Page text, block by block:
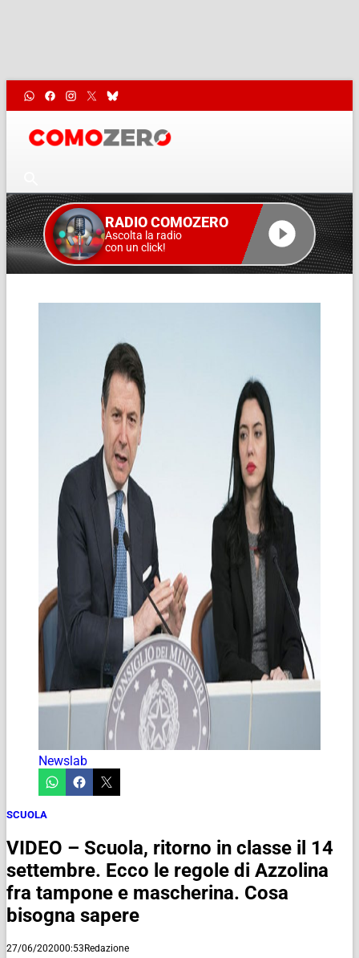
RADIO COMOZERO
Ascolta la radio
con un click!
Newslab
SCUOLA
VIDEO – Scuola, ritorno in classe il 14
settembre. Ecco le regole di Azzolina
fra tampone e mascherina. Cosa
bisogna sapere
27/06/202000:53Redazione